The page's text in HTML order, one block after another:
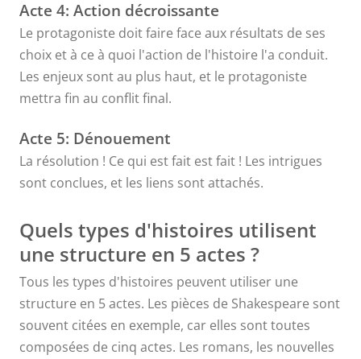
Acte 4: Action décroissante
Le protagoniste doit faire face aux résultats de ses
choix et à ce à quoi l'action de l'histoire l'a conduit.
Les enjeux sont au plus haut, et le protagoniste
mettra fin au conflit final.
Acte 5: Dénouement
La résolution ! Ce qui est fait est fait ! Les intrigues
sont conclues, et les liens sont attachés.
Quels types d'histoires utilisent
une structure en 5 actes ?
Tous les types d'histoires peuvent utiliser une
structure en 5 actes. Les pièces de Shakespeare sont
souvent citées en exemple, car elles sont toutes
composées de cinq actes. Les romans, les nouvelles